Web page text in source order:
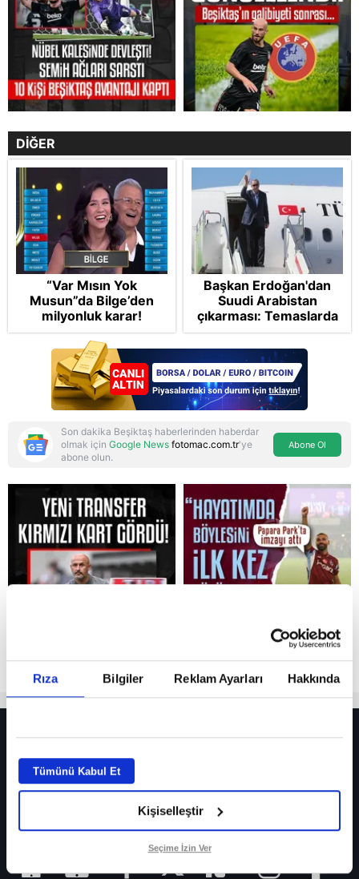
Rıza Bilgiler Reklam Ayarları Hakkında
Tümünü Kabul Et
Kişiselleştir
Seçime İzin Ver
Reddet
DİĞER
“Var Mısın Yok
Musun”da Bilge’den
milyonluk karar!
Başkan Erdoğan'dan
Suudi Arabistan
çıkarması: Temaslarda
bulunacak
Son dakika Beşiktaş haberlerinden haberdar
olmak için Google News fotomac.com.tr'ye
abone olun.
Abone Ol
Fenerbahçe’de sürpriz ayrılık ihtimali! Devre arasında gelmişti
Fenerbahçe’nin yeni transferi Mason Greenwood için olay sözler!
Galatasaray’da rota yeniden Thiago Almada!